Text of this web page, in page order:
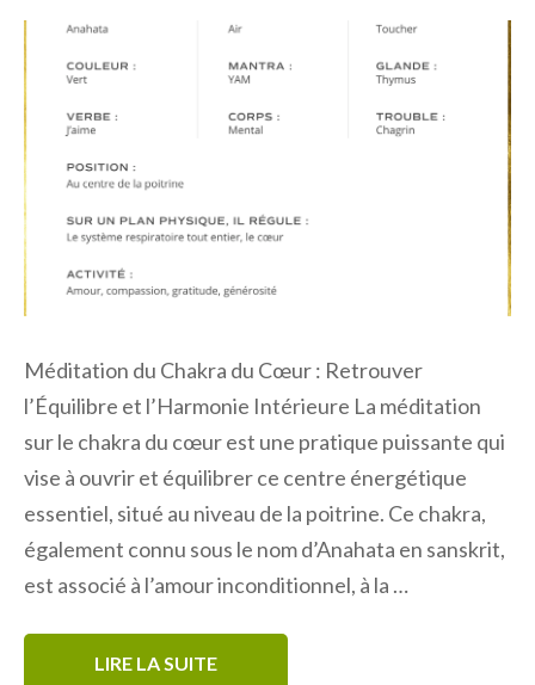
Méditation du Chakra du Cœur : Retrouver
l’Équilibre et l’Harmonie Intérieure La méditation
sur le chakra du cœur est une pratique puissante qui
vise à ouvrir et équilibrer ce centre énergétique
essentiel, situé au niveau de la poitrine. Ce chakra,
également connu sous le nom d’Anahata en sanskrit,
est associé à l’amour inconditionnel, à la …
LIRE LA SUITE